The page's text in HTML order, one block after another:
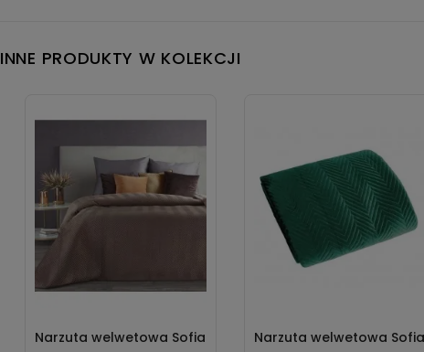
INNE PRODUKTY W KOLEKCJI
Narzuta welwetowa Sofia
Narzuta welwetowa Sofia